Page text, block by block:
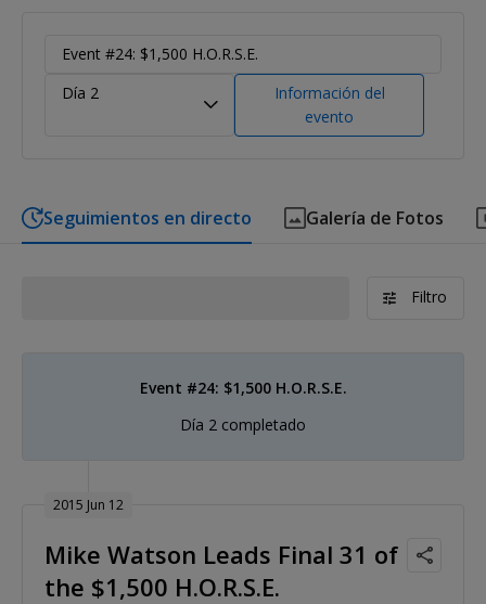
Event #24: $1,500 H.O.R.S.E.
Día 2
Información del
evento
Seguimientos en directo Galería de Fotos
Filtro
Event #24: $1,500 H.O.R.S.E.
Día 2 completado
2015 Jun 12
Mike Watson Leads Final 31 of
the $1,500 H.O.R.S.E.